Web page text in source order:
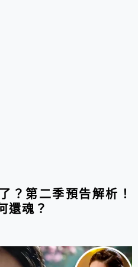
？第二季預告解析！
還魂？